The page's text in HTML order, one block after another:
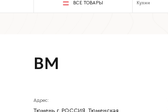
ВСЕ ТОВАРЫ Кухни
ВМ
Адрес:
Тюмень г, РОССИЯ, Тюменская